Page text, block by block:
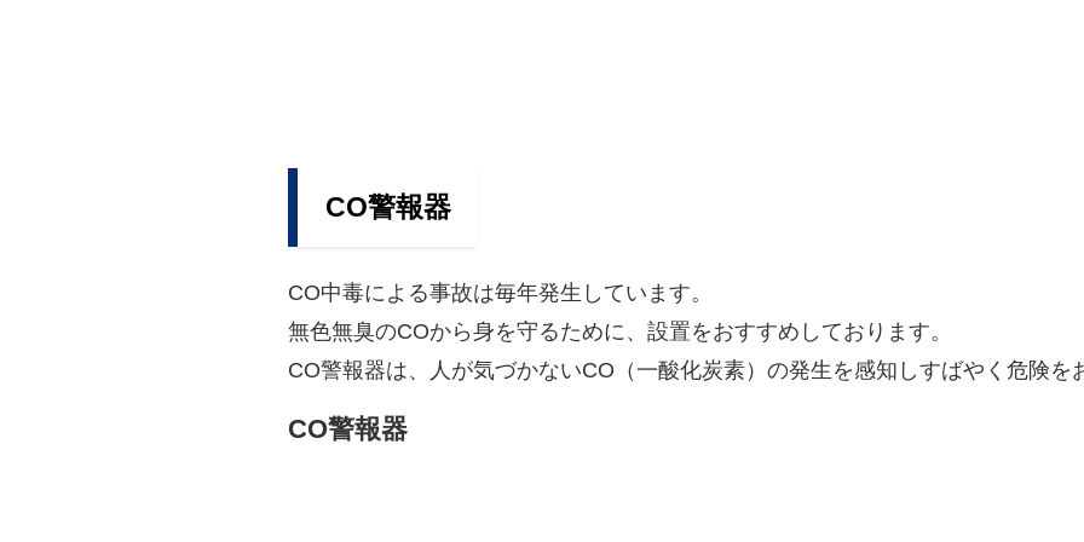
CO警報器
CO中毒による事故は毎年発生しています。
無色無臭のCOから身を守るために、設置をおすすめしております。
CO警報器は、人が気づかないCO（一酸化炭素）の発生を感知しすばやく危険を
CO警報器